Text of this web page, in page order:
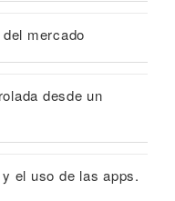
mercado
desde un
el uso de las apps.